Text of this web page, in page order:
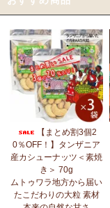
【まとめ割3個2
0％OFF！】タンザニア
産カシューナッツ＜素焼
き＞ 70g
ムトゥワラ地方から届い
たこだわりの大粒 素材